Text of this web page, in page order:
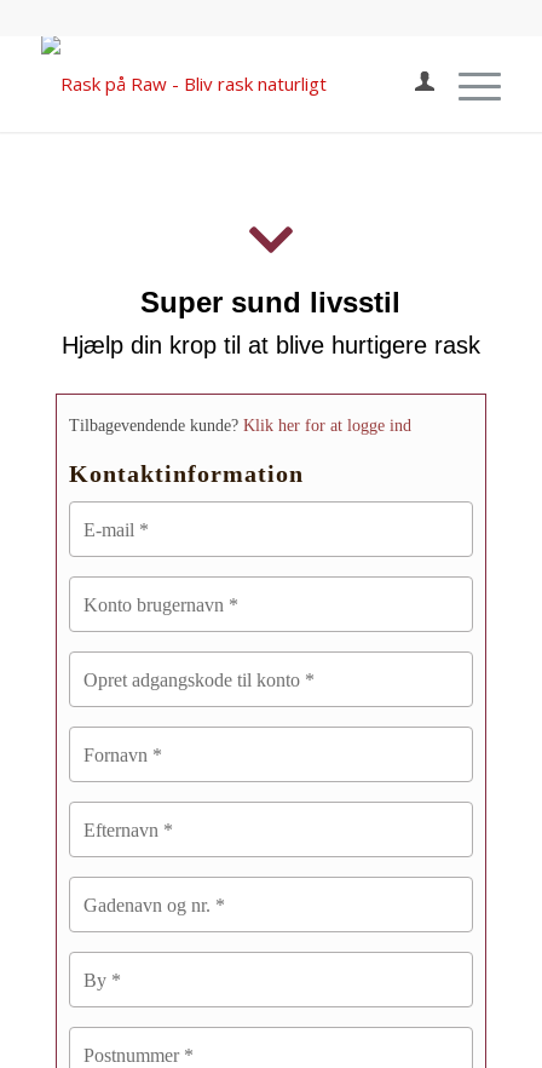
Super sund livsstil
Hjælp din krop til at blive hurtigere rask
Tilbagevendende kunde? Klik her for at logge ind
Kontaktinformation
E-mail *
Konto brugernavn *
Opret adgangskode til konto *
Fornavn *
Efternavn *
Gadenavn og nr. *
By *
Postnummer *